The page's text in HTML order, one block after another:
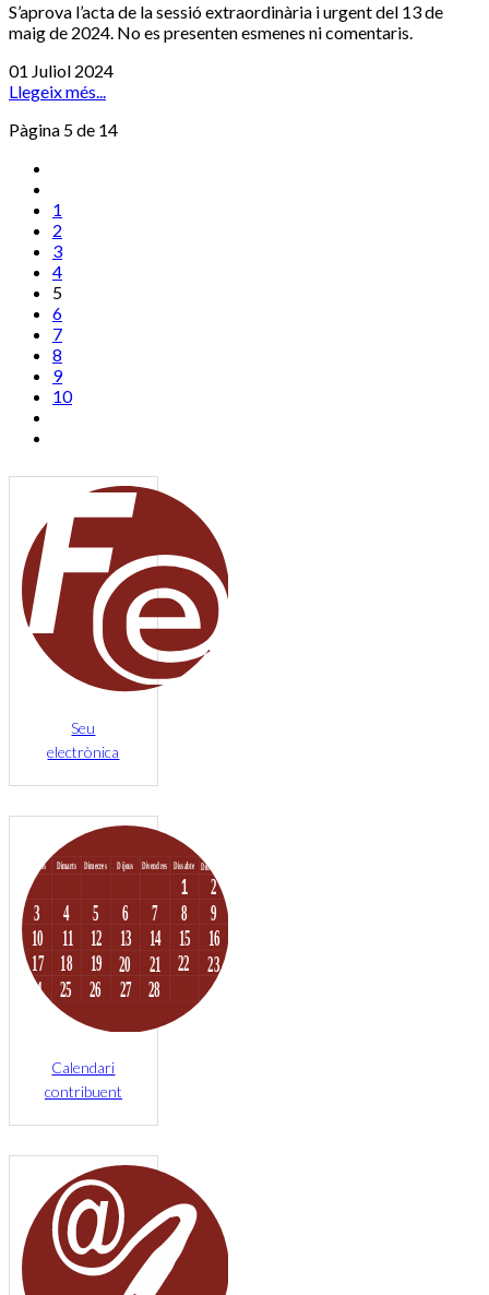
S’aprova l’acta de la sessió extraordinària i urgent del 13 de
maig de 2024. No es presenten esmenes ni comentaris.
01 Juliol 2024
Llegeix més...
Pàgina 5 de 14
1
2
3
4
5
6
7
8
9
10
Seu
electrònica
Calendari
contribuent